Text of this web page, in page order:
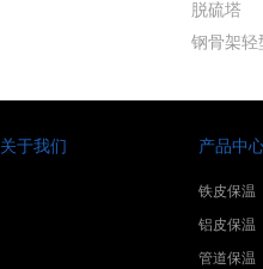
脱硫塔
钢骨架轻
关于我们 产品中
铁皮保温
铝皮保温
管道保温